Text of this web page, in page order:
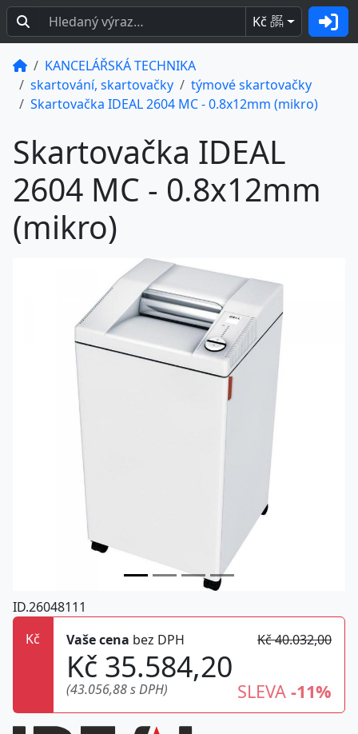
Kč BEZ
DPH
KANCELÁŘSKÁ TECHNIKA
skartování, skartovačky
týmové skartovačky
Skartovačka IDEAL 2604 MC - 0.8x12mm (mikro)
Skartovačka IDEAL
2604 MC - 0.8x12mm
(mikro)
ID.26048111
Kč
Vaše cena bez DPH Kč 40.032,00
Kč 35.584,20
(43.056,88 s DPH) SLEVA -11%